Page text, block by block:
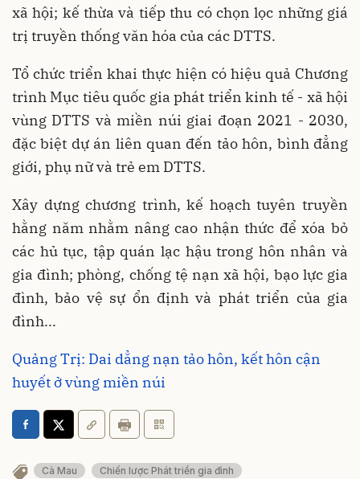
xã hội; kế thừa và tiếp thu có chọn lọc những giá
trị truyền thống văn hóa của các DTTS.
Tổ chức triển khai thực hiện có hiệu quả Chương
trình Mục tiêu quốc gia phát triển kinh tế - xã hội
vùng DTTS và miền núi giai đoạn 2021 - 2030,
đặc biệt dự án liên quan đến tảo hôn, bình đẳng
giới, phụ nữ và trẻ em DTTS.
Xây dựng chương trình, kế hoạch tuyên truyền
hằng năm nhằm nâng cao nhận thức để xóa bỏ
các hủ tục, tập quán lạc hậu trong hôn nhân và
gia đình; phòng, chống tệ nạn xã hội, bạo lực gia
đình, bảo vệ sự ổn định và phát triển của gia
đình...
Quảng Trị: Dai dẳng nạn tảo hôn, kết hôn cận
huyết ở vùng miền núi
Cà Mau
Chiến lược Phát triển gia đình